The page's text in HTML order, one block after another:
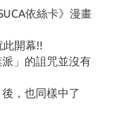
依絲卡》漫畫
開幕!!
」的詛咒並沒有
，也同樣中了